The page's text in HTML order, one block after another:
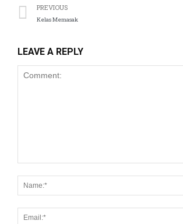
PREVIOUS
Kelas Memasak
LEAVE A REPLY